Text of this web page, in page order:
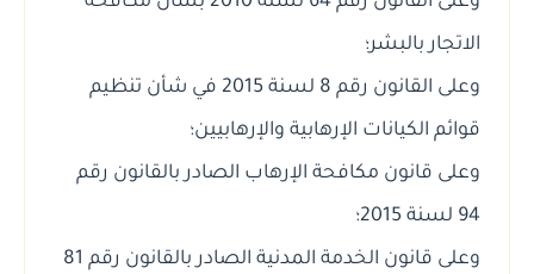
الاتجار بالبشر؛
وعلى القانون رقم 8 لسنة 2015 في شأن تنظيم
قوائم الكيانات الإرهابية والإرهابيين؛
وعلى قانون مكافحة الإرهاب الصادر بالقانون رقم
94 لسنة 2015؛
وعلى قانون الخدمة المدنية الصادر بالقانون رقم 81